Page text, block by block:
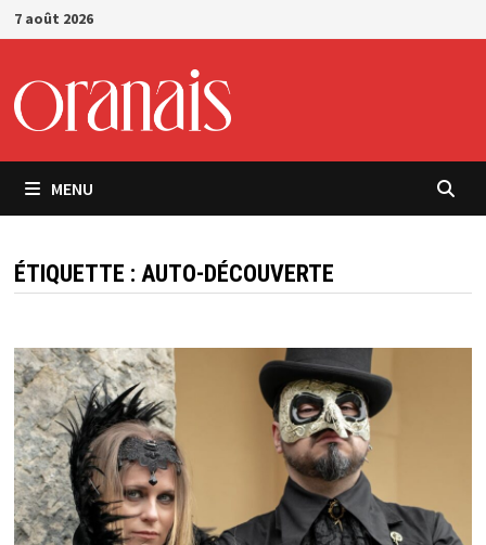
Passer
au
7 août 2026
MENU
ÉTIQUETTE : AUTO-DÉCOUVERTE